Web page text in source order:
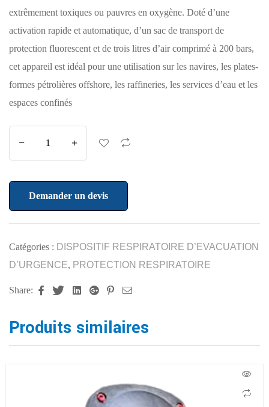
extrêmement toxiques ou pauvres en oxygène. Doté d’une
activation rapide et automatique, d’un sac de transport de
protection fluorescent et de trois litres d’air comprimé à 200 bars,
cet appareil est idéal pour une utilisation sur les navires, les plates-
formes pétrolières offshore, les raffineries, les services d’eau et les
espaces confinés
Demander un devis
Catégories : DISPOSITIF RESPIRATOIRE D’EVACUATION
D’URGENCE, PROTECTION RESPIRATOIRE
Share: FacebookTwitterLinkedinGoogle+Pinterest
Produits similaires